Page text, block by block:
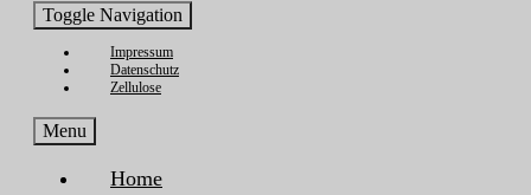
Toggle Navigation
Impressum
Datenschutz
Zellulose
Menu
Home